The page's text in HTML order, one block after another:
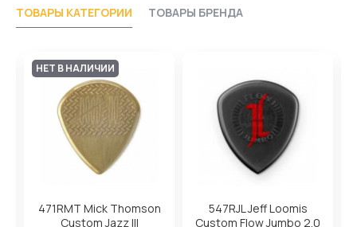
ТОВАРЫ КАТЕГОРИИ ТОВАРЫ БРЕНДА
НЕТ В НАЛИЧИИ
471RMT Mick Thomson
Custom Jazz III
547RJL Jeff Loomis
Custom Flow Jumbo 2.0